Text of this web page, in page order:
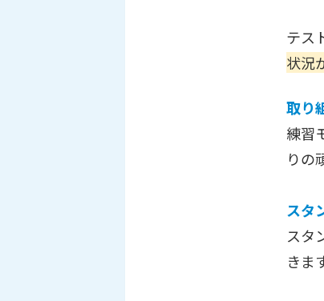
テス
状況
取り
練習
りの
スタ
スタ
きま